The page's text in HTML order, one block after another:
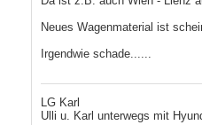
Neues Wagenmaterial ist
Irgendwie schade......
LG Karl
Ulli u. Karl unterwegs mit